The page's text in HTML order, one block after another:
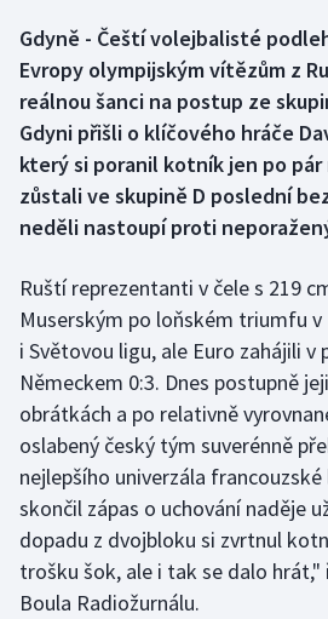
Box
Curling
Dostihy
Futsal
Golf
Gymnastika
Házená
Jezdectví
Judo
Gdyně - Čeští volejbalisté
Evropy olympijským vítězům z
reálnou šanci na postup ze
Gdyni přišli o klíčového hráče
který si poranil kotník jen po pár
zůstali ve skupině D poslední
neděli nastoupí proti
Ruští reprezentanti v čele s 219
Muserským po loňském triumfu
i Světovou ligu, ale Euro zahájili v
Německem 0:3. Dnes postupně
obrátkách a po relativně
oslabený český tým suverénně
nejlepšího univerzála
skončil zápas o uchování naděje
dopadu z dvojbloku si zvrtnul
trošku šok, ale i tak se dalo hrát,"
Boula Radiožurnálu.